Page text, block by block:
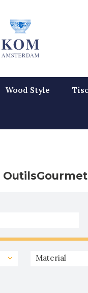
Wood Style
Material